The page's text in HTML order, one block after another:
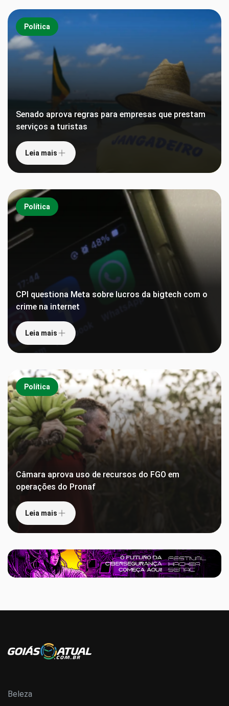
Política
Senado aprova regras para empresas que prestam
serviços a turistas
Leia mais
Política
CPI questiona Meta sobre lucros da bigtech com o
crime na internet
Leia mais
Política
Câmara aprova uso de recursos do FGO em
operações do Pronaf
Leia mais
Beleza